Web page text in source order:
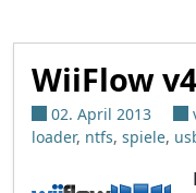
WiiFlow
02. April 2013
loader, ntfs, spiele,